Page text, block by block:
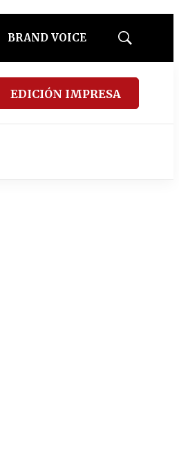
BRAND VOICE
Mostrar
EDICIÓN IMPRESA